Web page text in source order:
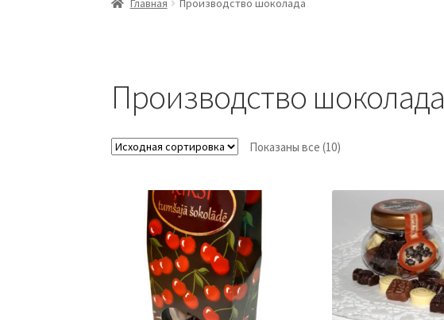
Главная Производство шоколада
Производство шоколада
Показаны все (10)